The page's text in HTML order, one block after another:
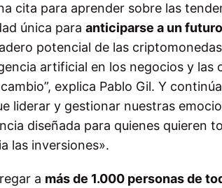
cita para aprender sobre las
única para anticiparse a un
potencial de las
artificial en los negocios y las
explica Pablo Gil. Y
liderar y gestionar nuestras
diseñada para quienes quieren
las inversiones».
a más de 1.000 personas de